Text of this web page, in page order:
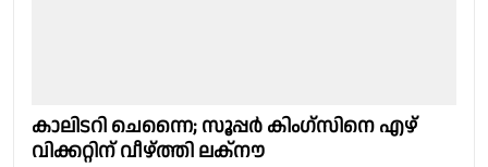
കാലിടറി ചെന്നൈ; സൂപ്പർ കിംഗ്സിനെ എഴ്
വിക്കറ്റിന് വീഴ്ത്തി ലക്നൗ